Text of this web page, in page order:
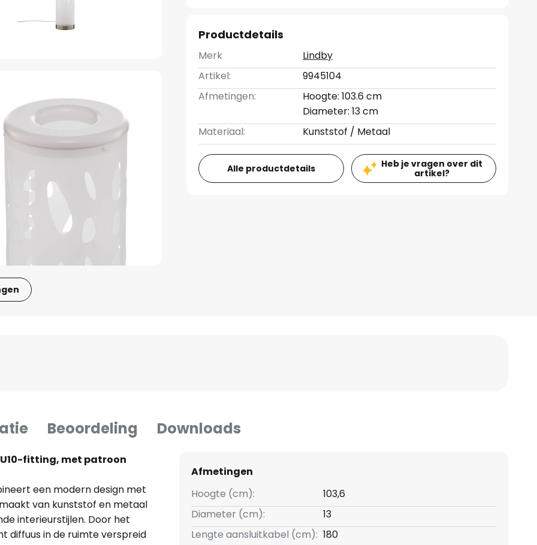
Productdetails
Merk
Lindby
Artikel:
9945104
Afmetingen:
Hoogte: 103.6 cm
Diameter: 13 cm
Materiaal:
Kunststof / Metaal
Alle productdetails
Heb je vragen over dit
artikel?
Beoordeling Downloads
fitting, met patroon
een modern design met
van kunststof en metaal
interieurstijlen. Door het
diffuus in de ruimte verspreid
Afmetingen
Hoogte (cm):
103,6
Diameter (cm):
13
Lengte aansluitkabel (cm): 180